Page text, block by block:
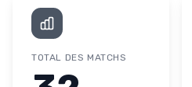
TOTAL DES MATCHS